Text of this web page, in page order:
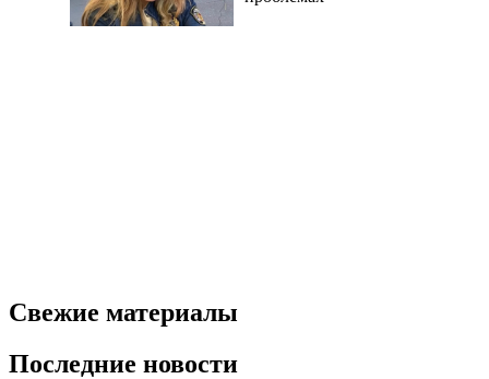
Свежие материалы
Последние новости